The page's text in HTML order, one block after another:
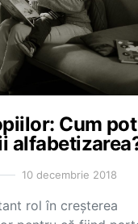
Cum pot
10 decembrie 2018
rol în creșterea